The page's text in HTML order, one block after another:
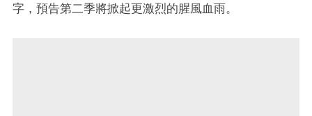
字，預告第二季將掀起更激烈的腥風血雨。